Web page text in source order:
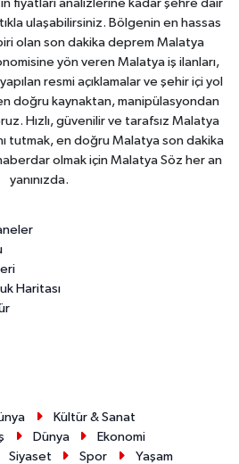
fiyatları analizlerine kadar şehre dair
ulaşabilirsiniz. Bölgenin en hassas
biri olan son dakika deprem Malatya
yön veren Malatya iş ilanları,
resmi açıklamalar ve şehir içi yol
doğru kaynaktan, manipülasyondan
Hızlı, güvenilir ve tarafsız Malatya
tutmak, en doğru Malatya son dakika
olmak için Malatya Söz her an
yanınızda.
Haritası
Kültür & Sanat
Dünya
Ekonomi
Siyaset Spor Yaşam